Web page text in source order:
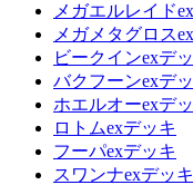
メガエルレイド
メガメタグロス
ビークインexデ
バクフーンexデ
ホエルオーexデ
ロトムexデッキ
フーパexデッキ
スワンナexデッキ